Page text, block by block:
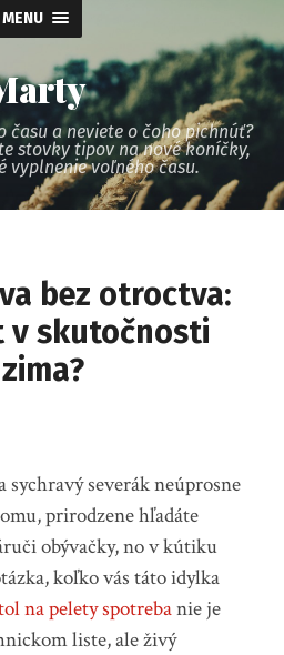
MENU
času a neviete o čoho pichnúť?
stovky tipov na nové koníčky,
vyplnenie voľného času.
bez otroctva:
v skutočnosti
severák neúprosne
prirodzene hľadáte
obývačky, no v kútiku
koľko vás táto idylka
na pelety spotrebanie je
liste, ale živý